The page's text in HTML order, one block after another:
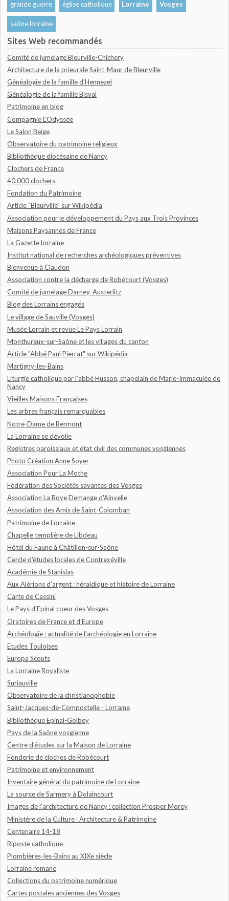
grande guerre église catholique Lorraine Vosges
saône lorraine
Sites Web recommandés
Comité de jumelage Bleurville-Chichery
Architecture de la prieurale Saint-Maur de Bleurville
Généalogie de la famille d'Hennezel
Généalogie de la famille Bisval
Patrimoine en blog
Compagnie L'Odyssée
Le Salon Beige
Observatoire du patrimoine religieux
Bibliothèque diocésaine de Nancy
Clochers de France
40.000 clochers
Fondation du Patrimoine
Article "Bleurville" sur Wikipédia
Association pour le développement du Pays aux Trois Provinces
Maisons Paysannes de France
La Gazette lorraine
Institut national de recherches archéologiques préventives
Bienvenue à Claudon
Association contre la décharge de Robécourt (Vosges)
Comité de jumelage Darney-Austerlitz
Blog des Lorrains engagés
Le village de Sauville (Vosges)
Musée Lorrain et revue Le Pays Lorrain
Monthureux-sur-Saône et les villages du canton
Article "Abbé Paul Pierrat" sur Wikipédia
Martigny-les-Bains
Liturgie catholique par l'abbé Husson, chapelain de Marie-Immaculée de
Nancy
Vieilles Maisons Françaises
Les arbres français remarquables
Notre-Dame de Bermont
La Lorraine se dévoile
Registres paroissiaux et état civil des communes vosgiennes
Photo Création Anne Soyer
Association Pour La Mothe
Fédération des Sociétés savantes des Vosges
Association La Roye Demange d'Ainvelle
Association des Amis de Saint-Colomban
Patrimoine de Lorraine
Chapelle templière de Libdeau
Hôtel du Faune à Châtillon-sur-Saône
Cercle d'études locales de Contrexéville
Académie de Stanislas
Aux Alérions d'argent : héraldique et histoire de Lorraine
Carte de Cassini
Le Pays d'Epinal coeur des Vosges
Oratoires de France et d'Europe
Archéologie : actualité de l'archéologie en Lorraine
Etudes Touloises
Europa Scouts
La Lorraine Royaliste
Suriauville
Observatoire de la christianophobie
Saint-Jacques-de-Compostelle - Lorraine
Bibliothèque Epinal-Golbey
Pays de la Saône vosgienne
Centre d'études sur la Maison de Lorraine
Fonderie de cloches de Robécourt
Patrimoine et environnement
Inventaire général du patrimoine de Lorraine
La source de Sarmery à Dolaincourt
Images de l'architecture de Nancy : collection Prosper Morey
Ministère de la Culture : Architecture & Patrimoine
Centenaire 14-18
Riposte catholique
Plombières-les-Bains au XIXe siècle
Lorraine romane
Collections du patrimoine numérique
Cartes postales anciennes des Vosges